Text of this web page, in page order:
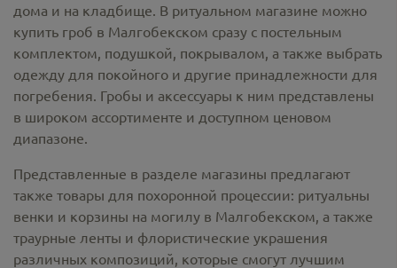
дома и на кладбище. В ритуальном магазине можно
купить гроб в Малгобекском сразу с постельным
комплектом, подушкой, покрывалом, а также выбрать
одежду для покойного и другие принадлежности для
погребения. Гробы и аксессуары к ним представлены
в широком ассортименте и доступном ценовом
диапазоне.
Представленные в разделе магазины предлагают
также товары для похоронной процессии: ритуальны
венки и корзины на могилу в Малгобекском, а также
траурные ленты и флористические украшения
различных композиций, которые смогут лучшим